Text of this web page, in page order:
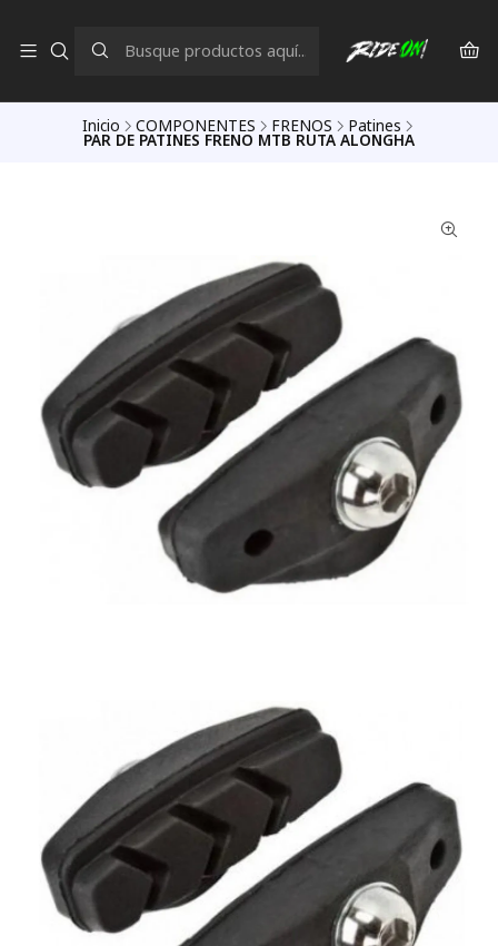
Inicio COMPONENTES FRENOS Patines
PAR DE PATINES FRENO MTB RUTA ALONGHA